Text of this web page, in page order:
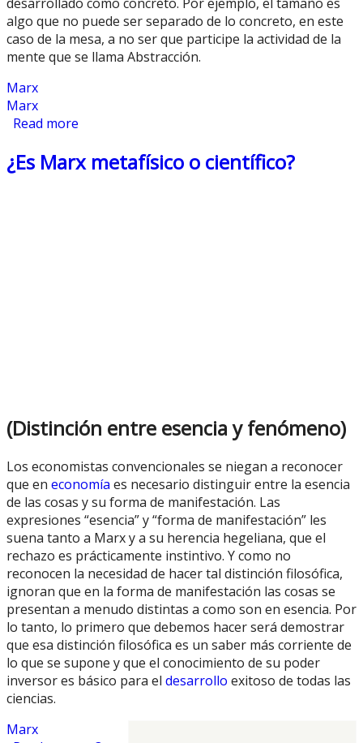
algo que no puede ser separado de lo concreto, en este
caso de la mesa, a no ser que participe la actividad de la
mente que se llama Abstracción.
Marx
Marx
Read more
¿Es Marx metafísico o científico?
(Distinción entre esencia y fenómeno)
Los economistas convencionales se niegan a reconocer
que en economía es necesario distinguir entre la esencia
de las cosas y su forma de manifestación. Las
expresiones “esencia” y “forma de manifestación” les
suena tanto a Marx y a su herencia hegeliana, que el
rechazo es prácticamente instintivo. Y como no
reconocen la necesidad de hacer tal distinción filosófica,
ignoran que en la forma de manifestación las cosas se
presentan a menudo distintas a como son en esencia. Por
lo tanto, lo primero que debemos hacer será demostrar
que esa distinción filosófica es un saber más corriente de
lo que se supone y que el conocimiento de su poder
inversor es básico para el desarrollo exitoso de todas las
ciencias.
Marx